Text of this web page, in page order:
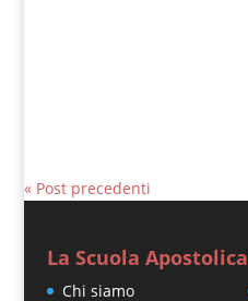
« Post precedenti
La Scuola Apostolica
Chi siamo